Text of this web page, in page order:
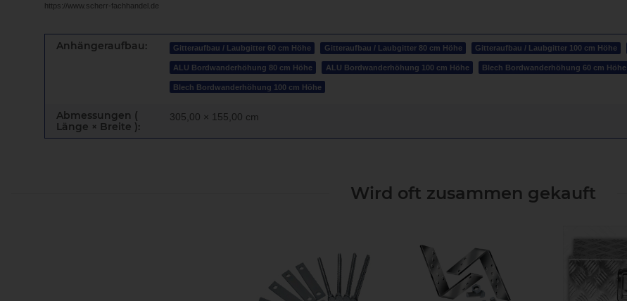
https://www.scherr-fachhandel.de
Anhängeraufbau: Gitteraufbau / Laubgitter 60 cm Höhe Gitteraufbau / Laubgitter 80 cm Höhe Gitteraufbau / Laubgitter 100 cm Höhe
ALU Bordwanderhöhung 80 cm Höhe ALU Bordwanderhöhung 100 cm Höhe Blech Bordwanderhöhung 60 cm Höhe
Blech Bordwanderhöhung 100 cm Höhe
Abmessungen (
Länge × Breite ):
305,00 × 155,00 cm
Wird oft zusammen gekauft